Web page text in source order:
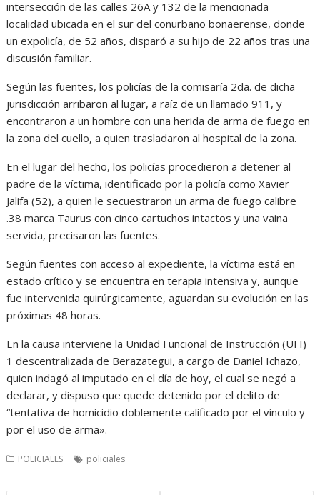
intersección de las calles 26A y 132 de la mencionada
localidad ubicada en el sur del conurbano bonaerense, donde
un expolicía, de 52 años, disparó a su hijo de 22 años tras una
discusión familiar.
Según las fuentes, los policías de la comisaría 2da. de dicha
jurisdicción arribaron al lugar, a raíz de un llamado 911, y
encontraron a un hombre con una herida de arma de fuego en
la zona del cuello, a quien trasladaron al hospital de la zona.
En el lugar del hecho, los policías procedieron a detener al
padre de la víctima, identificado por la policía como Xavier
Jalifa (52), a quien le secuestraron un arma de fuego calibre
.38 marca Taurus con cinco cartuchos intactos y una vaina
servida, precisaron las fuentes.
Según fuentes con acceso al expediente, la víctima está en
estado crítico y se encuentra en terapia intensiva y, aunque
fue intervenida quirúrgicamente, aguardan su evolución en las
próximas 48 horas.
En la causa interviene la Unidad Funcional de Instrucción (UFI)
1 descentralizada de Berazategui, a cargo de Daniel Ichazo,
quien indagó al imputado en el día de hoy, el cual se negó a
declarar, y dispuso que quede detenido por el delito de
“tentativa de homicidio doblemente calificado por el vínculo y
por el uso de arma».
POLICIALES policiales